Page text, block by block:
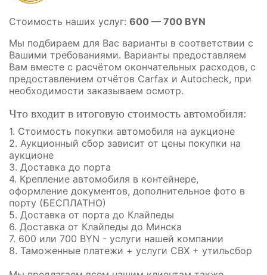
Стоимость наших услуг: 600 — 700 BYN
Мы подбираем для Вас варианты в соответствии с
Вашими требованиями. Варианты предоставляем
Вам вместе с расчётом окончательных расходов, с
предоставлением отчётов Carfax и Autocheck, при
необходимости заказываем осмотр.
Что входит в итоговую стоимость автомобиля:
1. Стоимость покупки автомобиля на аукционе
2. Аукционный сбор зависит от цены покупки на
аукционе
3. Доставка до порта
4. Крепление автомобиля в контейнере,
оформление документов, дополнительное фото в
порту (БЕСПЛАТНО)
5. Доставка от порта до Клайпеды
6. Доставка от Клайпеды до Минска
7. 600 или 700 BYN - услуги нашей компании
8. Таможенные платежи + услуги СВХ + утильсбор